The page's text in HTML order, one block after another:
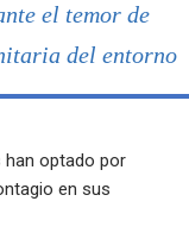
el temor de
del entorno
han optado por
en sus